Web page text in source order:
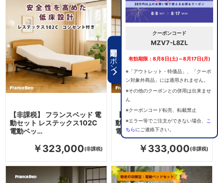
期間限定クーポン
クーポンコード
MZV7-L8ZL
有効期限：8月8日(土)～8月17日(月)
※「アウトレット・特価品」、「クーポ
ン対象外商品」には適用されません。
※その他のクーポンとの併用は出来ませ
ん
※クーポンコード転売、転載禁止
※エラー等でご注文ができない場合、
こ
ちらにご連絡下さい。
【非課税】 フランスベッド 電
動セット レステックス102C
電動ベッ…
￥323,000
【非課税】 フランスベッド 電
動セット レステックス103C
電動ベッ…
￥333,000